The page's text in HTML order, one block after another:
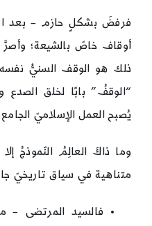
فرفضَ بشكلٍ حازم – بعد
أوقاف خاصّ بالشيعة؛
ذلك هو الوقف السنيُّ
“الوقفُ” بابًا لخلق
يُصبح العمل الإسلاميّ
وما ذاكَ العالِمُ النّموذجُ
متناهية في سياق تاريخيّ
فالسيد المرتضى –